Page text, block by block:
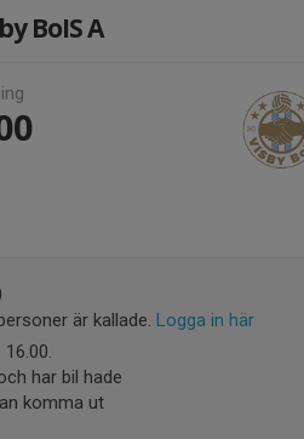
BoIS A
är kallade. Logga in här
har bil hade
komma ut